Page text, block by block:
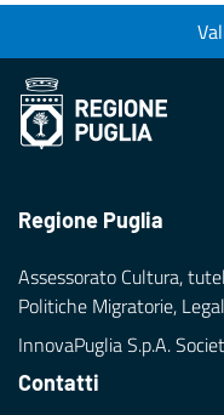
Regione Puglia
Assessorato Cultura,
Politiche Migratorie,
InnovaPuglia S.p.A.
Contatti